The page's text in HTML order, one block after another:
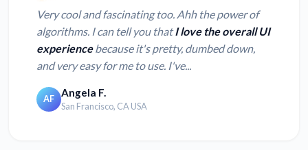
Very cool and fascinating too. Ahh the power of
algorithms. I can tell you thatI love the overall UI
experiencebecause it's pretty, dumbed down,
and very easy for me to use. I've...
AF Angela F.
San Francisco, CA USA